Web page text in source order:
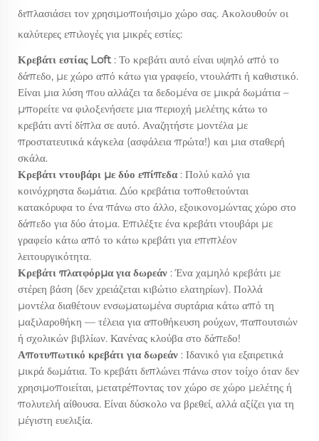
διπλασιάσει τον χρησιμοποιήσιμο χώρο σας. Ακολουθούν οι
καλύτερες επιλογές για μικρές εστίες:
Κρεβάτι εστίας Loft : Το κρεβάτι αυτό είναι υψηλό από το
δάπεδο, με χώρο από κάτω για γραφείο, ντουλάπι ή καθιστικό.
Είναι μια λύση που αλλάζει τα δεδομένα σε μικρά δωμάτια –
μπορείτε να φιλοξενήσετε μια περιοχή μελέτης κάτω το
κρεβάτι αντί δίπλα σε αυτό. Αναζητήστε μοντέλα με
προστατευτικά κάγκελα (ασφάλεια πρώτα!) και μια σταθερή
σκάλα.
Κρεβάτι ντουβάρι με δύο επίπεδα : Πολύ καλό για
κοινόχρηστα δωμάτια. Δύο κρεβάτια τοποθετούνται
κατακόρυφα το ένα πάνω στο άλλο, εξοικονομώντας χώρο στο
δάπεδο για δύο άτομα. Επιλέξτε ένα κρεβάτι ντουβάρι με
γραφείο κάτω από το κάτω κρεβάτι για επιπλέον
λειτουργικότητα.
Κρεβάτι πλατφόρμα για δωρεάν : Ένα χαμηλό κρεβάτι με
στέρεη βάση (δεν χρειάζεται κιβώτιο ελατηρίων). Πολλά
μοντέλα διαθέτουν ενσωματωμένα συρτάρια κάτω από τη
μαξιλαροθήκη — τέλεια για αποθήκευση ρούχων, παπουτσιών
ή σχολικών βιβλίων. Κανένας κλούβα στο δάπεδο!
Αποτυπωτικό κρεβάτι για δωρεάν : Ιδανικό για εξαιρετικά
μικρά δωμάτια. Το κρεβάτι διπλώνει πάνω στον τοίχο όταν δεν
χρησιμοποιείται, μετατρέποντας τον χώρο σε χώρο μελέτης ή
πολυτελή αίθουσα. Είναι δύσκολο να βρεθεί, αλλά αξίζει για τη
μέγιστη ευελιξία.